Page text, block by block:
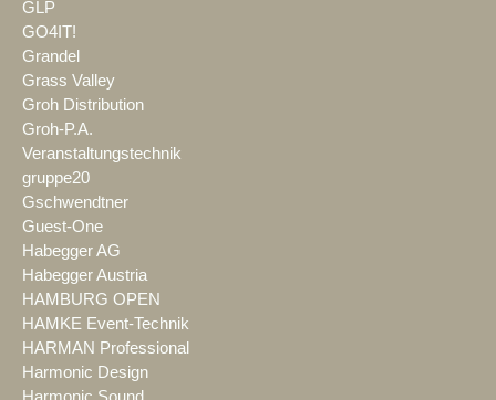
GLP
GO4IT!
Grandel
Grass Valley
Groh Distribution
Groh-P.A.
Veranstaltungstechnik
gruppe20
Gschwendtner
Guest-One
Habegger AG
Habegger Austria
HAMBURG OPEN
HAMKE Event-Technik
HARMAN Professional
Harmonic Design